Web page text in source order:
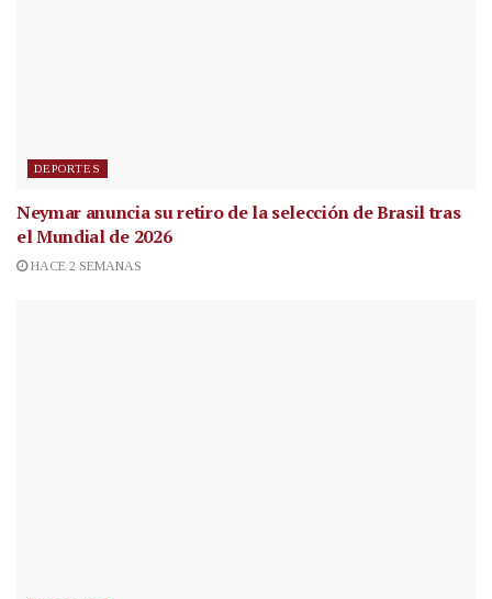
DEPORTES
Neymar anuncia su retiro de la selección de Brasil tras
el Mundial de 2026
HACE 2 SEMANAS